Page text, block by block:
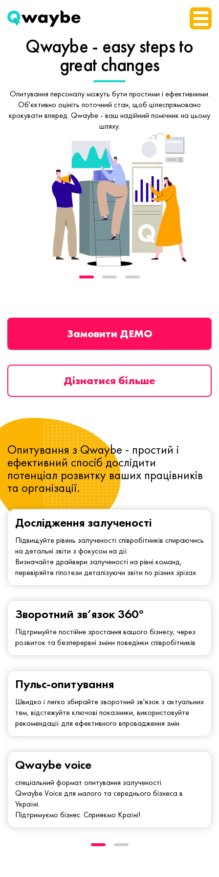
Qwaybe - easy stepsto
great changes
Опитування персоналу можуть бути простими і ефективними.
Об'єктивно оцініть поточний стан, щоб цілеспрямовано
крокувати вперед. Qwaybe - ваш надійний помічник на цьому
шляху.
Замовити ДЕМО
Дізнатися більше
Дослідження залученості
Підвищуйте рівень залученості співробітників спираючись
на детальні звіти з фокусом на дії.
Визначайте драйвери залученості на рівні команд,
перевіряйте гіпотези деталізуючи звіти по різних зрізах
Зворотний зв’язок 360°
Підтримуйте постійне зростання вашого бізнесу, через
розвиток та безперервні зміни поведінки співробітників
Опитування з Qwaybe - простий і
ефективний спосіб дослідити
потенціал розвитку ваших працівників
та організації.
Qwaybe voice
спеціальний формат опитування залученості.
Qwaybe Voice для малого та середнього бізнеса в
Україні.
Підтримуємо бізнес. Сприяємо Країні!.
Пульс-опитування
Швидко і легко збирайте зворотний зв'язок з актуальних
тем, відстежуйте ключові показники, використовуйте
рекомендації для ефективного впровадження змін.